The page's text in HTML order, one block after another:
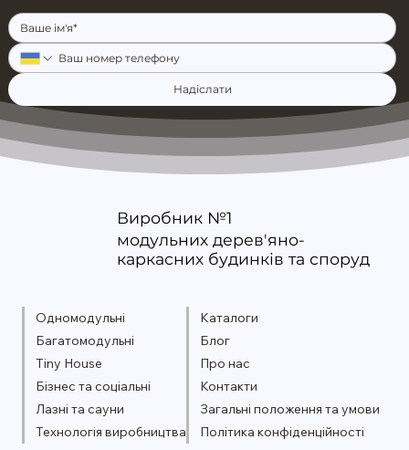
Надіслати
Виробник №1
модульних дерев'яно-
каркасних будинків та споруд
Одномодульні
Багатомодульні
Tiny House
Бізнес та соціальні
Лазні та сауни
Технологія виробництва
Каталоги
Блог
Про нас
Контакти
Загальні положення та умови
Політика конфіденційності